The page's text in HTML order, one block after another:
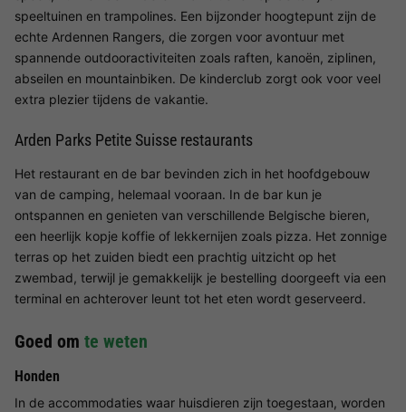
speeltuinen en trampolines. Een bijzonder hoogtepunt zijn de
echte Ardennen Rangers, die zorgen voor avontuur met
spannende outdooractiviteiten zoals raften, kanoën, ziplinen,
abseilen en mountainbiken. De kinderclub zorgt ook voor veel
extra plezier tijdens de vakantie.
Arden Parks Petite Suisse restaurants
Het restaurant en de bar bevinden zich in het hoofdgebouw
van de camping, helemaal vooraan. In de bar kun je
ontspannen en genieten van verschillende Belgische bieren,
een heerlijk kopje koffie of lekkernijen zoals pizza. Het zonnige
terras op het zuiden biedt een prachtig uitzicht op het
zwembad, terwijl je gemakkelijk je bestelling doorgeeft via een
terminal en achterover leunt tot het eten wordt geserveerd.
Goed om te weten
Honden
In de accommodaties waar huisdieren zijn toegestaan, worden